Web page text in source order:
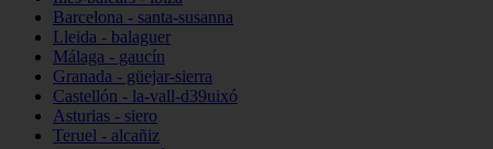
Barcelona - santa-susanna
Lleida - balaguer
Málaga - gaucín
Granada - güejar-sierra
Castellón - la-vall-d39uixó
Asturias - siero
Teruel - alcañiz